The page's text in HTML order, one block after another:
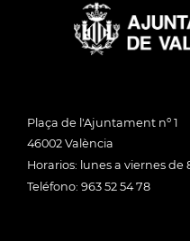
Plaça de l'Ajuntament nº 1
46002 València
Horarios: lunes a viernes de
Teléfono: 963 52 54 78